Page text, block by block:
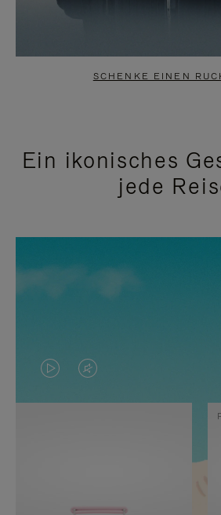
SCHENKE EINEN
Ein ikonisches
jede
DAS
VIDEO
VIDEO
IST